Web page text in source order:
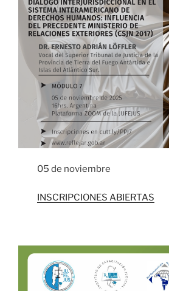
05 de noviembre
INSCRIPCIONES ABIERTAS